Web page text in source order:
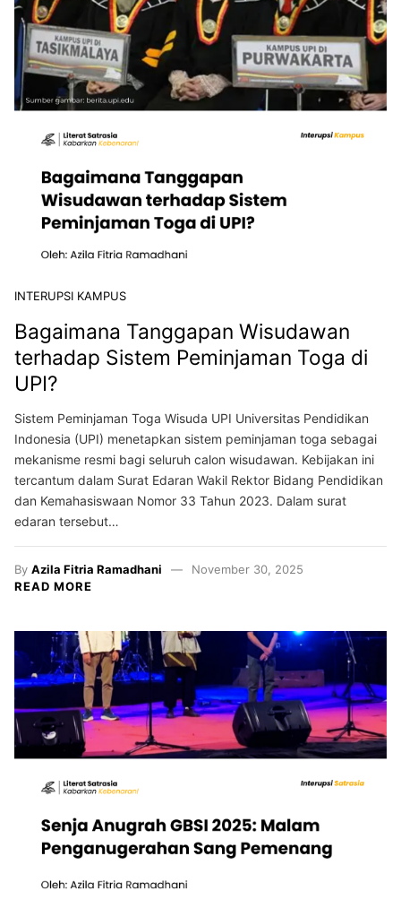
INTERUPSI KAMPUS
Bagaimana Tanggapan Wisudawan
terhadap Sistem Peminjaman Toga di
UPI?
Sistem Peminjaman Toga Wisuda UPI Universitas Pendidikan
Indonesia (UPI) menetapkan sistem peminjaman toga sebagai
mekanisme resmi bagi seluruh calon wisudawan. Kebijakan ini
tercantum dalam Surat Edaran Wakil Rektor Bidang Pendidikan
dan Kemahasiswaan Nomor 33 Tahun 2023. Dalam surat
edaran tersebut…
By Azila Fitria Ramadhani
November 30, 2025
READ MORE